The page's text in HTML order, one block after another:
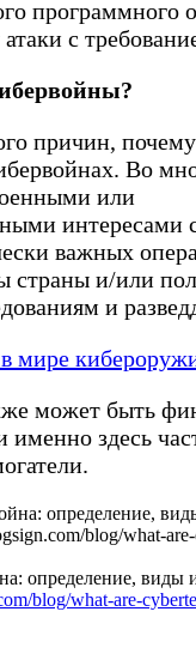
программного
с
причин,
Во
или
интересами
важных
страны и/или
и
мире
может быть
именно здесь
определение,
blog/what-are-